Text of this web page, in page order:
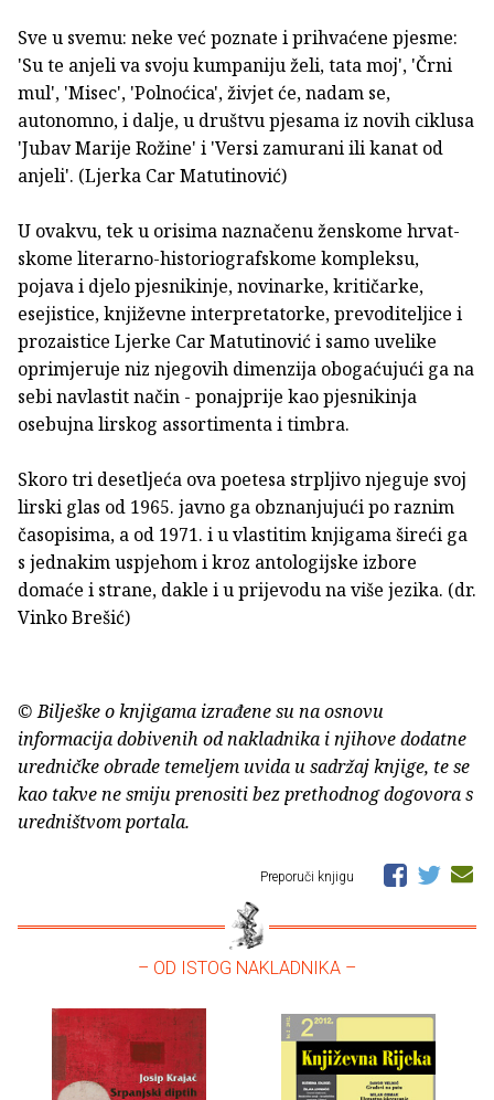
Sve u svemu: neke već poznate i prihvaćene pjesme:
'Su te anjeli va svoju kumpaniju želi, tata moj', 'Črni
mul', 'Misec', 'Polnoćica', živjet će, nadam se,
autonomno, i dalje, u društvu pjesama iz novih ciklusa
'Jubav Marije Rožine' i 'Versi zamurani ili kanat od
anjeli'. (Ljerka Car Matutinović)
U ovakvu, tek u orisima naznačenu ženskome hrvat­
skome literarno-historiografskome kompleksu,
pojava i djelo pjesnikinje, novinarke, kritičarke,
esejistice, književne interpretatorke, prevoditeljice i
prozaistice Ljerke Car Matutinović i samo uvelike
oprimjeruje niz njegovih dimenzija obogaćujući ga na
sebi navlastit način - ponajprije kao pjesnikinja
osebujna lirskog assortimenta i timbra.
Sko­ro tri desetljeća ova poetesa strpljivo njeguje svoj
lirski glas od 1965. javno ga obznanjujući po raznim
časopisima, a od 1971. i u vlastitim knjigama šireći ga
s jednakim uspjehom i kroz antologijske izbore
domaće i strane, dakle i u prijevodu na više jezika. (dr.
Vinko Brešić)
© Bilješke o knjigama izrađene su na osnovu
informacija dobivenih od nakladnika i njihove dodatne
uredničke obrade temeljem uvida u sadržaj knjige, te se
kao takve ne smiju prenositi bez prethodnog dogovora s
uredništvom portala.
Preporuči knjigu
– OD ISTOG NAKLADNIKA –